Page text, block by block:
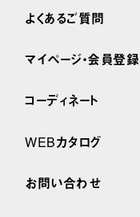
よくあるご質問
マイページ・会員登録
コーディネート
WEBカタログ
お問い合わせ